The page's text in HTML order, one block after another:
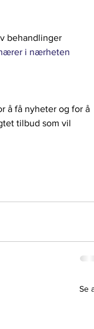
behandlinger
i nærheten
å få nyheter og for å
tilbud som vil
Se